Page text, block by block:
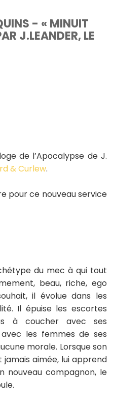
- « MINUIT
J.LEANDER, LE
de l’Apocalypse de J.
& Curlew.
pour ce nouveau service
du mec à qui tout
beau, riche, ego
il évolue dans les
Il épuise les escortes
à coucher avec ses
les femmes de ses
morale. Lorsque son
jamais aimée, lui apprend
nouveau compagnon, le